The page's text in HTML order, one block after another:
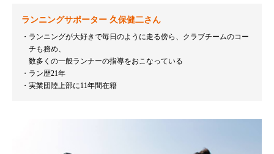
ランニングサポーター 久保健二さん
ランニングが大好きで毎日のように走る傍ら、クラブチームのコー
チも務め、
数多くの一般ランナーの指導をおこなっている
ラン歴21年
実業団陸上部に11年間在籍